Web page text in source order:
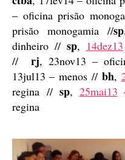
– oficina prisão
prisão monogamia //sp
dinheiro //sp, 14dez13
//rj, 23nov13 –
13jul13 – menos //bh,
regina //sp, 25mai13
regina